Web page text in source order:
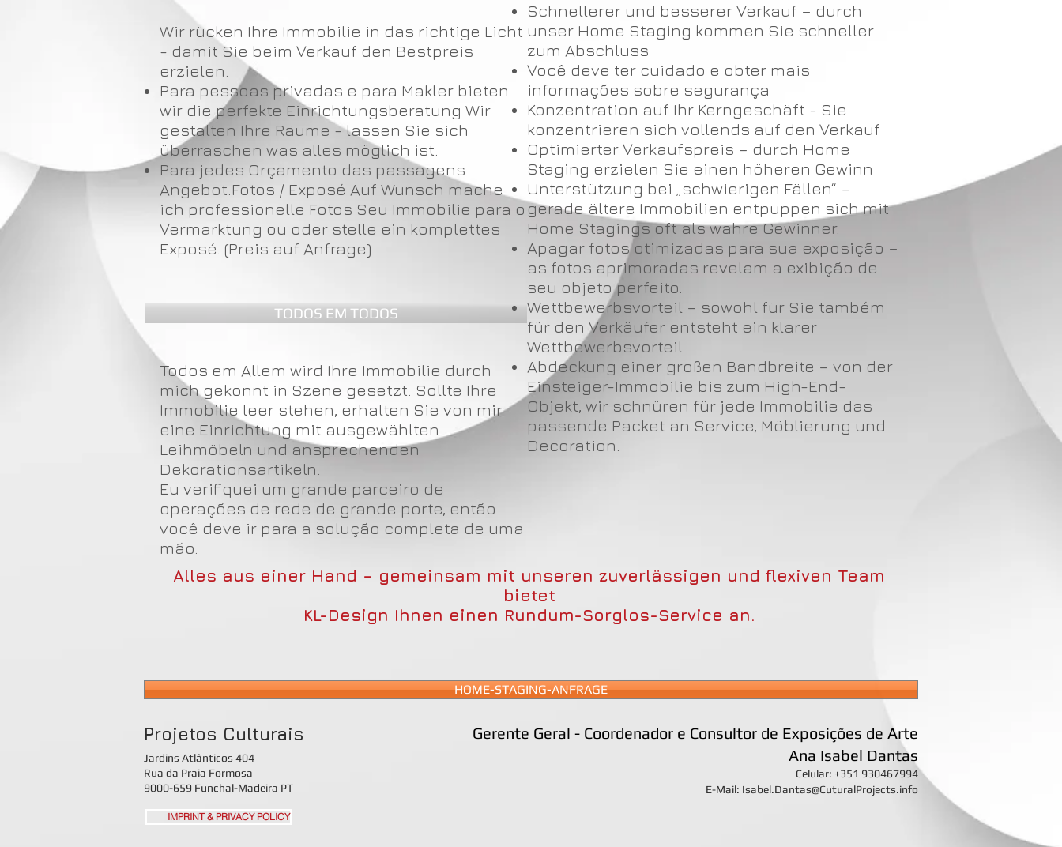
Wir rücken Ihre Immobilie in das richtige Licht
- damit Sie beim Verkauf den Bestpreis
erzielen.
Para pessoas privadas e para Makler bieten
wir die perfekte Einrichtungsberatung Wir
gestalten Ihre Räume - lassen Sie sich
überraschen was alles möglich ist.
Para jedes Orçamento das passagens
Angebot.Fotos / Exposé Auf Wunsch mache
ich professionelle Fotos Seu Immobilie para o
Vermarktung ou oder stelle ein komplettes
Exposé. (Preis auf Anfrage)
TODOS EM TODOS
Todos em Allem wird Ihre Immobilie durch
mich gekonnt in Szene gesetzt. Sollte Ihre
Immobilie leer stehen, erhalten Sie von mir
eine Einrichtung mit ausgewählten
Leihmöbeln und ansprechenden
Dekorationsartikeln.
Eu verifiquei um grande parceiro de
operações de rede de grande porte, então
você deve ir para a solução completa de uma
mão.
Schnellerer und besserer Verkauf – durch
unser Home Staging kommen Sie schneller
zum Abschluss
Você deve ter cuidado e obter mais
informações sobre segurança
Konzentration auf Ihr Kerngeschäft - Sie
konzentrieren sich vollends auf den Verkauf
Optimierter Verkaufspreis – durch Home
Staging erzielen Sie einen höheren Gewinn
Unterstützung bei „schwierigen Fällen“ –
gerade ältere Immobilien entpuppen sich mit
Home Stagings oft als wahre Gewinner.
Apagar fotos otimizadas para sua exposição –
as fotos aprimoradas revelam a exibição de
seu objeto perfeito.
Wettbewerbsvorteil – sowohl für Sie também
für den Verkäufer entsteht ein klarer
Wettbewerbsvorteil
Abdeckung einer großen Bandbreite – von der
Einsteiger-Immobilie bis zum High-End-
Objekt, wir schnüren für jede Immobilie das
passende Packet an Service, Möblierung und
Decoration.
Alles aus einer Hand – gemeinsam mit unseren zuverlässigen und flexiven Team
bietet
KL-Design Ihnen einen Rundum-Sorglos-Service an.
HOME-STAGING-ANFRAGE
Projetos Culturais
Jardins Atlânticos 404
Rua da Praia Formosa
9000-659 Funchal-Madeira PT
IMPRINT & PRIVACY POLICY​
Gerente Geral - Coordenador e Consultor de Exposições de Arte
Ana Isabel Dantas
Celular: +351 930467994
E-Mail: Isabel.Dantas@CuturalProjects.info